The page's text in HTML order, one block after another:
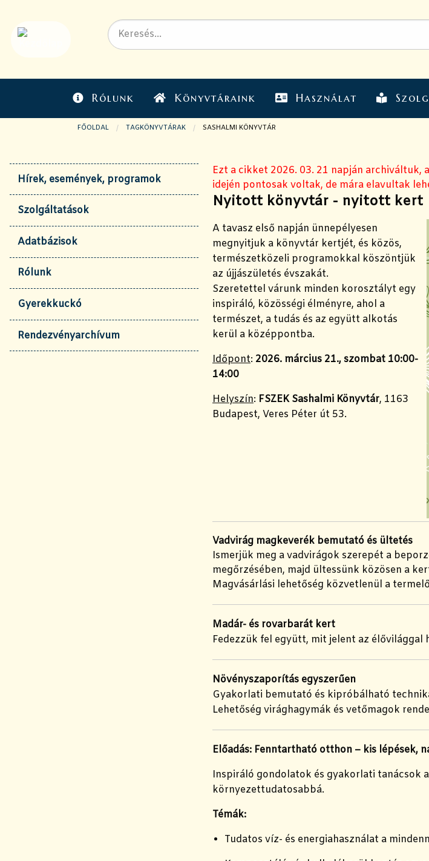
Rólunk Könyvtáraink Használat
FŐOLDAL TAGKÖNYVTÁRAK JELENLEGI OLDAL:
SASHALMI KÖNYVTÁR
Hírek, események, programok
Szolgáltatások
Adatbázisok
Rólunk
Gyerekkuckó
Rendezvényarchívum
Ezt a cikket 2026. 03. 21 napján archiváltuk,
idején pontosak voltak, de mára elavultak
Nyitott könyvtár - nyitott kert
A tavasz első napján ünnepélyesen
megnyitjuk a könyvtár kertjét, és közös,
természetközeli programokkal köszöntjük
az újjászületés évszakát.
Szeretettel várunk minden korosztályt egy
inspiráló, közösségi élményre, ahol a
természet, a tudás és az együtt alkotás
kerül a középpontba.
Időpont: 2026. március 21., szombat 10:00-
14:00
Helyszín: FSZEK Sashalmi Könyvtár, 1163
Budapest, Veres Péter út 53.
Vadvirág magkeverék bemutató és ültetés
Ismerjük meg a vadvirágok szerepét a
megőrzésében, majd ültessünk közösen a
Magvásárlási lehetőség közvetlenül a
Madár- és rovarbarát kert
Fedezzük fel együtt, mit jelent az
Növényszaporítás egyszerűen
Gyakorlati bemutató és kipróbálható
Lehetőség virághagymák és vetőmagok
Előadás: Fenntartható otthon – kis lépések,
Inspiráló gondolatok és gyakorlati tanácsok
környezettudatosabbá.
Témák:
Tudatos víz- és energiahasználat a